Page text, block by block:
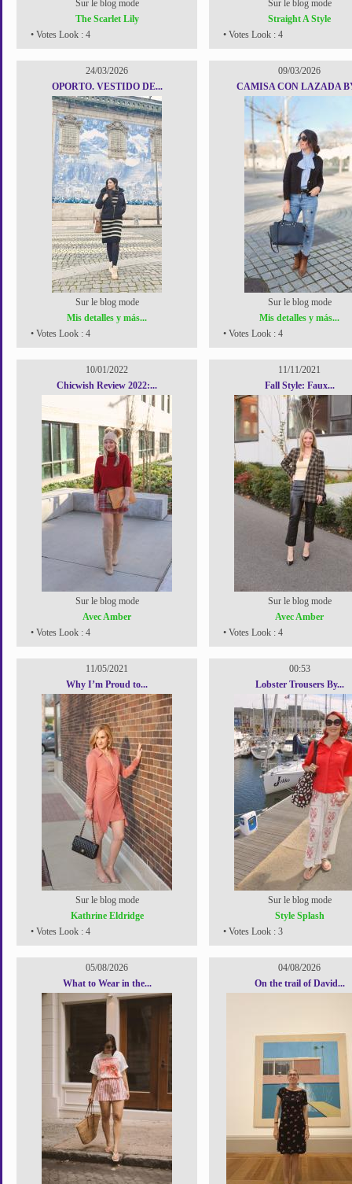
Sur le blog mode
The Scarlet Lily
• Votes Look : 4
Sur le blog mode
Straight A Style
• Votes Look : 4
24/03/2026
OPORTO. VESTIDO DE...
Sur le blog mode
Mis detalles y más...
• Votes Look : 4
09/03/2026
CAMISA CON LAZADA
Sur le blog mode
Mis detalles y más...
• Votes Look : 4
10/01/2022
Chicwish Review 2022:...
Sur le blog mode
Avec Amber
• Votes Look : 4
11/11/2021
Fall Style: Faux...
Sur le blog mode
Avec Amber
• Votes Look : 4
11/05/2021
Why I’m Proud to...
Sur le blog mode
Kathrine Eldridge
• Votes Look : 4
00:53
Lobster Trousers By...
Sur le blog mode
Style Splash
• Votes Look : 3
05/08/2026
What to Wear in the...
04/08/2026
On the trail of David...